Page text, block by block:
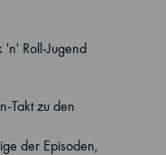
'n' Roll-Jugend
Takt zu den
der Episoden,